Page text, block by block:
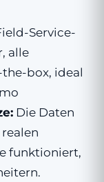
Service-
alle
box, ideal
Die Daten
funktioniert,